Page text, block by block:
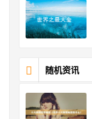
随机资讯